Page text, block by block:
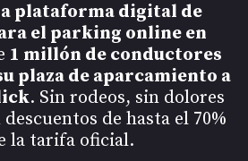
plataforma digital de
el parking online en
1 millón de conductores
plaza de aparcamiento a
. Sin rodeos, sin dolores
de hasta el 70%
la tarifa oficial.